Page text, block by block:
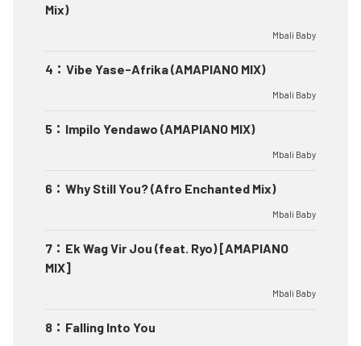
Mix)
Mbali Baby
4 ： Vibe Yase-Afrika (AMAPIANO MIX)
Mbali Baby
5 ： Impilo Yendawo (AMAPIANO MIX)
Mbali Baby
6 ： Why Still You? (Afro Enchanted Mix)
Mbali Baby
7 ： Ek Wag Vir Jou (feat. Ryo) [AMAPIANO
MIX]
Mbali Baby
8 ： Falling Into You